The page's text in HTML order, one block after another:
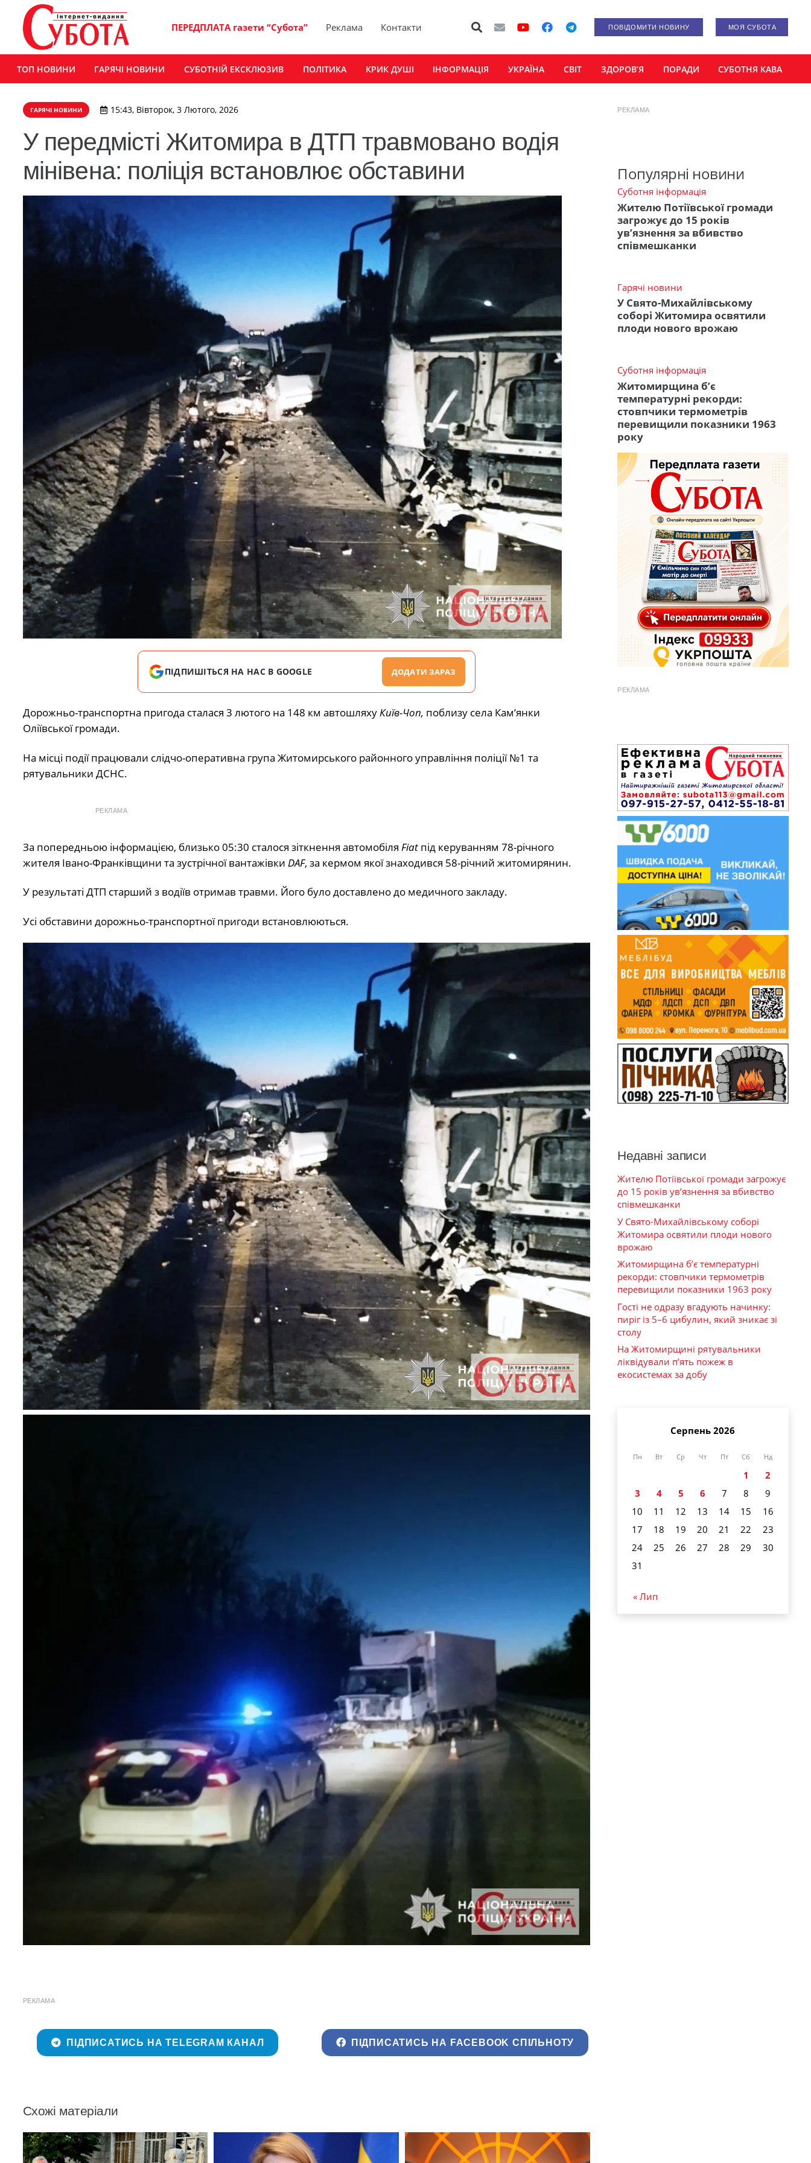
ПЕРЕДПЛАТА газети “Субота” Реклама Контакти ПОВІДОМИТИ НОВИНУ МОЯ СУБОТА
ТОП НОВИНИ ГАРЯЧІ НОВИНИ СУБОТНІЙ ЕКСКЛЮЗИВ ПОЛІТИКА КРИК ДУШІ ІНФОРМАЦІЯ УКРАЇНА СВІТ ЗДОРОВ’Я ПОРАДИ СУБОТНЯ КАВА
ГАРЯЧІ НОВИНИ 15:43, Вівторок, 3 Лютого, 2026
У передмісті Житомира в ДТП травмовано водія
мінівена: поліція встановлює обставини
ПІДПИШІТЬСЯ НА НАС В GOOGLE ДОДАТИ ЗАРАЗ
Дорожньо-транспортна пригода сталася 3 лютого на 148 км автошляхуКиїв-Чоп, поблизу села Кам’янки
Оліївської громади.
На місці події працювали слідчо-оперативна група Житомирського районного управління поліції №1 та
рятувальники ДСНС.
РЕКЛАМА
За попередньою інформацією, близько 05:30 сталося зіткнення автомобіля Fiatпід керуванням 78-річного
жителя Івано-Франківщини та зустрічної вантажівки DAF, за кермом якої знаходився 58-річний житомирянин.
У результаті ДТП старший з водіїв отримав травми. Його було доставлено до медичного закладу.
Усі обставини дорожньо-транспортної пригоди встановлюються.
РЕКЛАМА
ПІДПИСАТИСЬ НА TELEGRAM КАНАЛ ПІДПИСАТИСЬ НА FACEBOOK СПІЛЬНОТУ
Схожі матеріали
РЕКЛАМА
Популярні новини
Суботня інформація
Жителю Потіївської громади
загрожує до 15 років
ув’язнення за вбивство
співмешканки
Гарячі новини
У Свято-Михайлівському
соборі Житомира освятили
плоди нового врожаю
Суботня інформація
Житомирщина б’є
температурні рекорди:
стовпчики термометрів
перевищили показники 1963
року
РЕКЛАМА
Недавні записи
Жителю Потіївської громади загрожує
до 15 років ув’язнення за вбивство
співмешканки
У Свято-Михайлівському соборі
Житомира освятили плоди нового
врожаю
Житомирщина б’є температурні
рекорди: стовпчики термометрів
перевищили показники 1963 року
Гості не одразу вгадують начинку:
пиріг із 5–6 цибулин, який зникає зі
столу
На Житомирщині рятувальники
ліквідували п’ять пожеж в
екосистемах за добу
Серпень 2026
Пн Вт Ср Чт Пт Сб Нд
1
2
3
4 5 6 7 8
9
10
11 12 13 14 15
16
17
18 19 20 21 22
23
24
25 26 27 28 29
30
31
« Лип